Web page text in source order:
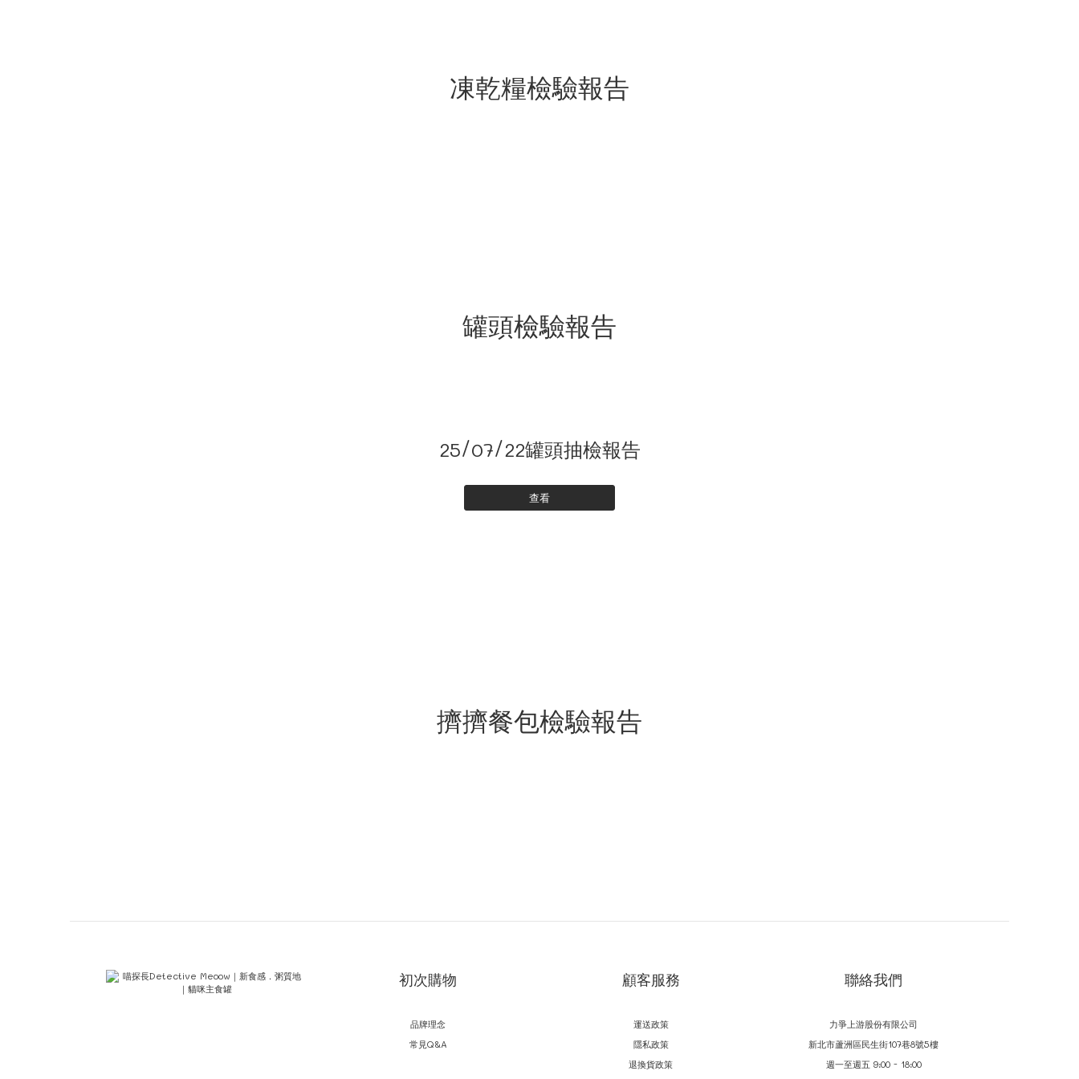
凍乾糧檢驗報告
罐頭檢驗報告
25/07/22罐頭抽檢報告
查看
擠擠餐包檢驗報告
初次購物
品牌理念
常見Q&A
顧客服務
運送政策
隱私政策
退換貨政策
聯絡我們
力爭上游股份有限公司
新北市蘆洲區民生街107巷8號5樓
週一至週五 9:00 - 18:00